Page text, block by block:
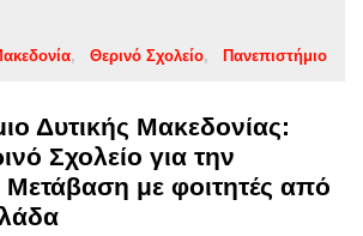
Θερινό Σχολείο Πανεπιστήμιο
Δυτικής Μακεδονίας:
Σχολείο για την
Μετάβαση με φοιτητές από